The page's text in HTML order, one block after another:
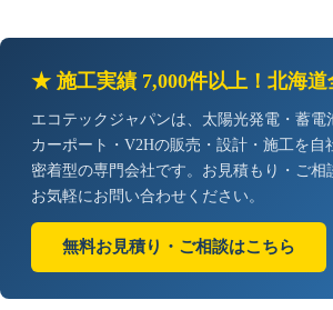
★ 施工実績 7,000件以上！北海道
エコテックジャパンは、太陽光発電・蓄電
カーポート・V2Hの販売・設計・施工を自
密着型の専門会社です。お見積もり・ご相
お気軽にお問い合わせください。
無料お見積り・ご相談はこちら